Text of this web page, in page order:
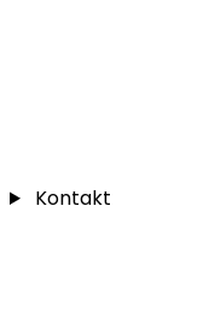
Kontakt